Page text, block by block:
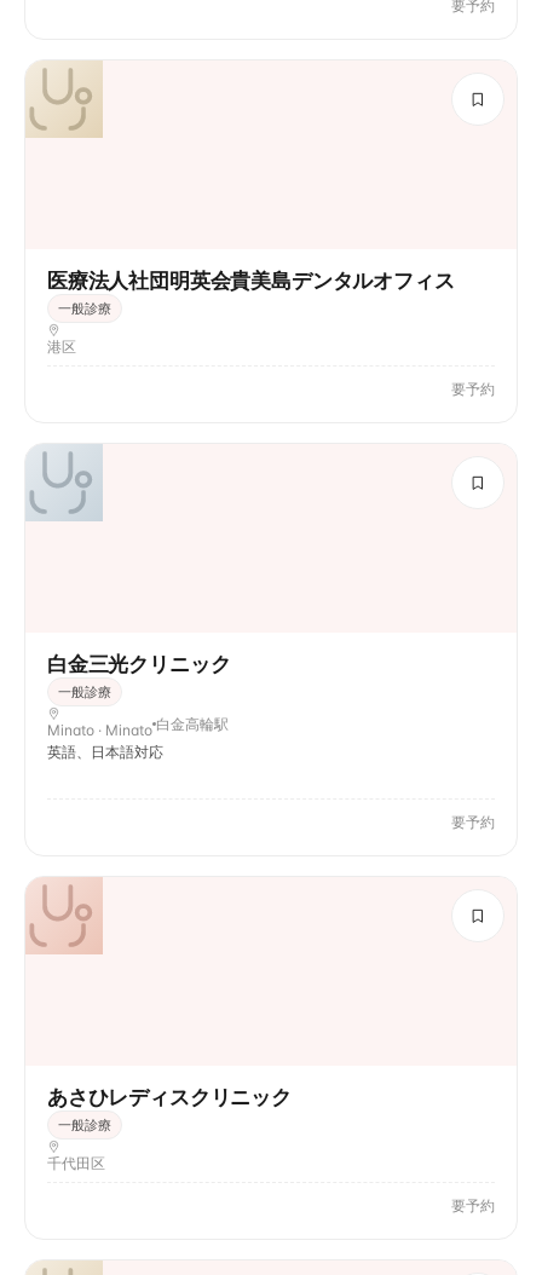
要予約
医療法人社団明英会貴美島デンタルオフィス
一般診療
港区
要予約
白金三光クリニック
一般診療
Minato · Minato 白金高輪駅
英語、日本語対応
要予約
あさひレディスクリニック
一般診療
千代田区
要予約